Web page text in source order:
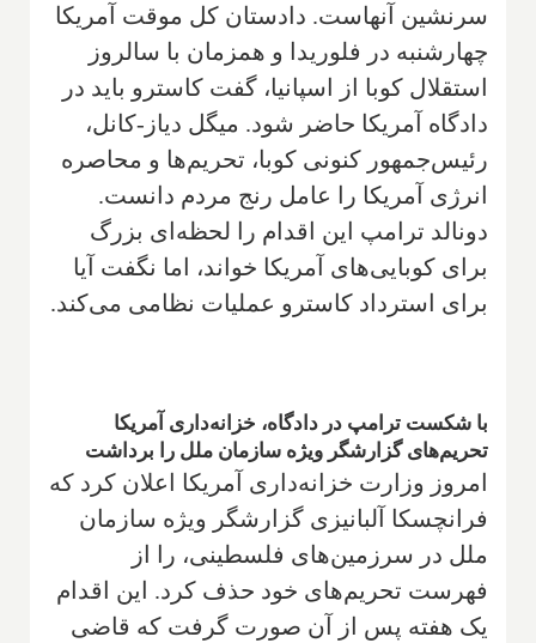
سرنشین آنهاست. دادستان کل موقت آمریکا
چهارشنبه در فلوریدا و همزمان با سالروز
استقلال کوبا از اسپانیا، گفت کاسترو باید در
دادگاه آمریکا حاضر شود. میگل دیاز-کانل،
رئیس‌جمهور کنونی کوبا، تحریم‌ها و محاصره
انرژی آمریکا را عامل رنج مردم دانست.
دونالد ترامپ این اقدام را لحظه‌ای بزرگ
برای کوبایی‌های آمریکا خواند، اما نگفت آیا
برای استرداد کاسترو عملیات نظامی می‌کند.
با شکست ترامپ در دادگاه، خزانه‌داری آمریکا
تحریم‌های گزارشگر ویژه سازمان ملل را برداشت
امروز وزارت خزانه‌داری آمریکا اعلان کرد که
فرانچسکا آلبانیزی گزارشگر ویژه سازمان
ملل در سرزمین‌های فلسطینی، را از
فهرست تحریم‌های خود حذف کرد. این اقدام
یک هفته پس از آن صورت گرفت که قاضی